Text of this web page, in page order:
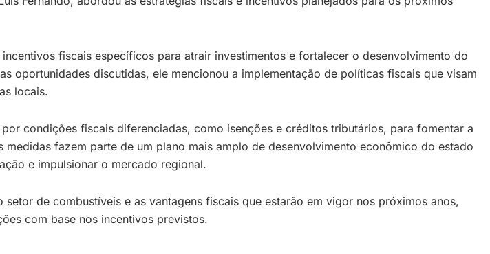
fiscais específicos para atrair investimentos e fortalecer o desenvolvimento do
oportunidades discutidas, ele mencionou a implementação de políticas fiscais que visam
locais.
condições fiscais diferenciadas, como isenções e créditos tributários, para fomentar a
fazem parte de um plano mais amplo de desenvolvimento econômico do estado
e impulsionar o mercado regional.
de combustíveis e as vantagens fiscais que estarão em vigor nos próximos anos,
com base nos incentivos previstos.